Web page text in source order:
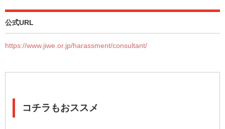
公式URL
https://www.jiwe.or.jp/harassment/consultant/
コチラもおススメ